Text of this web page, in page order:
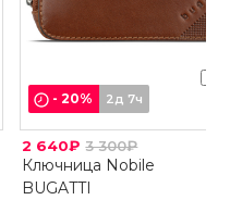
-20% 2д 7ч
2 640₽ 3 300₽
Ключница Nobile
BUGATTI